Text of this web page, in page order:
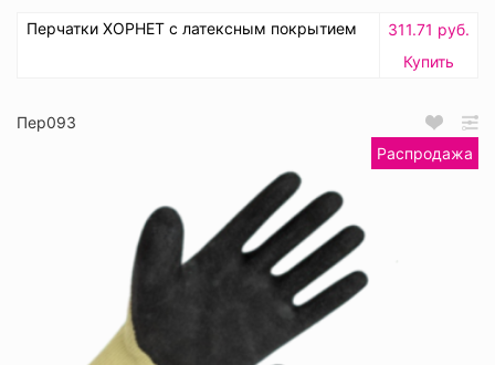
Перчатки ХОРНЕТ с латексным покрытием
311.71 руб.
Купить
Пер093
Распродажа